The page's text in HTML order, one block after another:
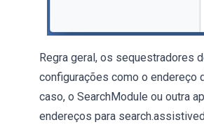
Regra geral, os sequestradores
configurações como o endereço
caso, o SearchModule ou outra
endereços para